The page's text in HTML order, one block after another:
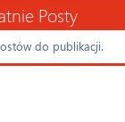
Posty
do publikacji.